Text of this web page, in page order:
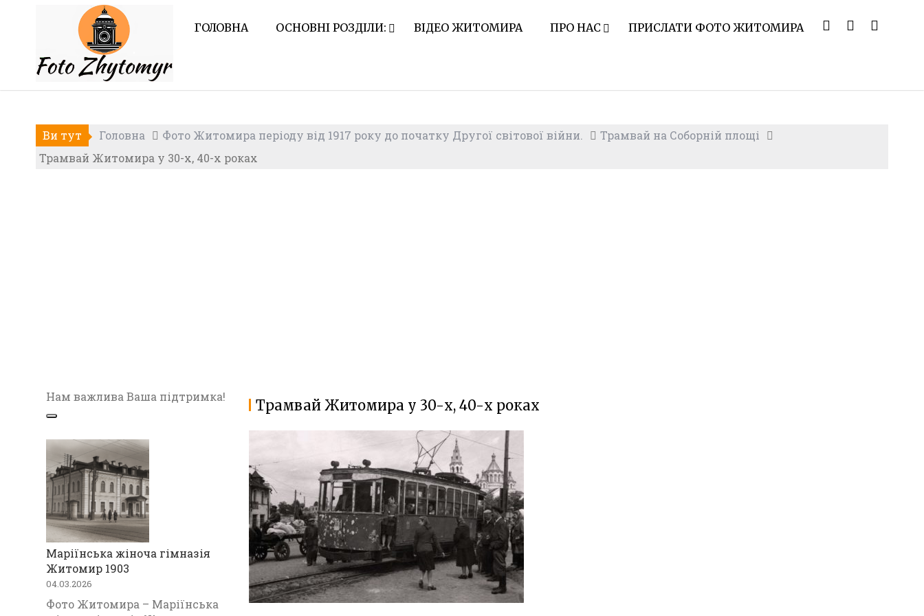
ГОЛОВНА ОСНОВНІ РОЗДІЛИ: ВІДЕО ЖИТОМИРА ПРО НАС ПРИСЛАТИ ФОТО ЖИТОМИРА
Ви тут Головна Фото Житомира періоду від 1917 року до початку Другої світової війни.
Трамвай на Соборній площі
Трамвай Житомира у 30-х, 40-х роках
Трамвай Житомира у 30-х, 40-х роках
Нам важлива Ваша підтримка!
Маріїнська жіноча гімназія
Житомир 1903
04.03.2026
Фото Житомира – Маріїнська